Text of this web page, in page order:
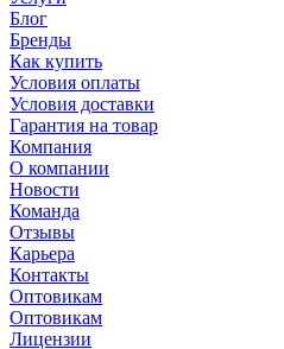
Блог
Бренды
Как купить
Условия оплаты
Условия доставки
Гарантия на товар
Компания
О компании
Новости
Команда
Отзывы
Карьера
Контакты
Оптовикам
Оптовикам
Лицензии